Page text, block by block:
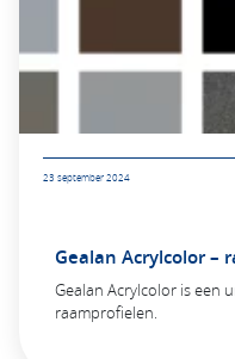
23 september 2024
Gealan Acrylcolor –
Gealan Acrylcolor is een
raamprofielen.